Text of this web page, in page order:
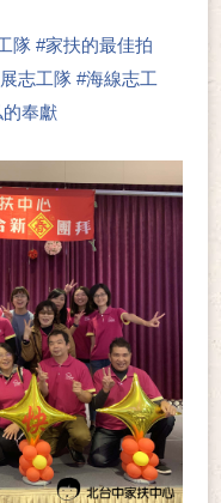
隊 #家扶的最佳拍
志工隊 #海線志工
奉獻